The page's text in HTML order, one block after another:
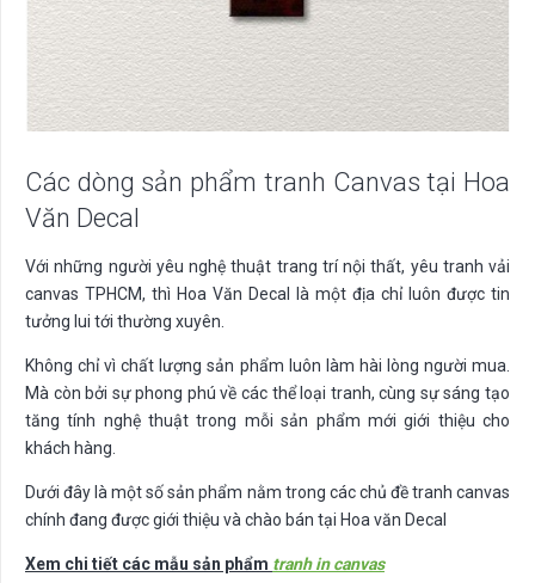
Các dòng sản phẩm tranh Canvas tại Hoa
Văn Decal
Với những người yêu nghệ thuật trang trí nội thất, yêu tranh vải
canvas TPHCM, thì Hoa Văn Decal là một địa chỉ luôn được tin
tưởng lui tới thường xuyên.
Không chỉ vì chất lượng sản phẩm luôn làm hài lòng người mua.
Mà còn bởi sự phong phú về các thể loại tranh, cùng sự sáng tạo
tăng tính nghệ thuật trong mỗi sản phẩm mới giới thiệu cho
khách hàng.
Dưới đây là một số sản phẩm nằm trong các chủ đề tranh canvas
chính đang được giới thiệu và chào bán tại Hoa văn Decal
Xem chi tiết các mẫu sản phẩm tranh in canvas